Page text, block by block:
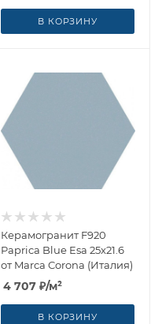
В КОРЗИНУ
Керамогранит F920
Paprica Blue Esa 25x21.6
от Marca Corona (Италия)
4 707 ₽/м²
В КОРЗИНУ